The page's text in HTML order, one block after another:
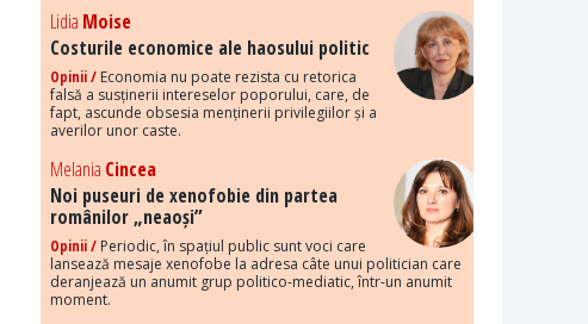
Lidia Moise
Costurile economice ale haosului politic
Opinii / Economia nu poate rezista cu retorica
falsă a susținerii intereselor poporului, care, de
fapt, ascunde obsesia menținerii privilegiilor și a
averilor unor caste.
Melania Cincea
Noi puseuri de xenofobie din partea
românilor „neaoși”
Opinii / Periodic, în spațiul public sunt voci care
lansează mesaje xenofobe la adresa câte unui politician care
deranjează un anumit grup politico-mediatic, într-un anumit
moment.